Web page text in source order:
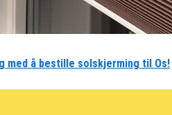
med å bestille solskjerming til Os!